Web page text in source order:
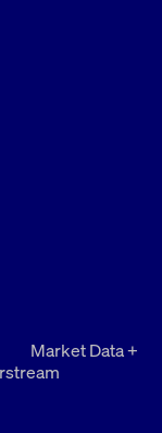
Market Data +